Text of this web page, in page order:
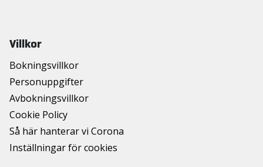
Villkor
Bokningsvillkor
Personuppgifter
Avbokningsvillkor
Cookie Policy
Så här hanterar vi Corona
Inställningar för cookies